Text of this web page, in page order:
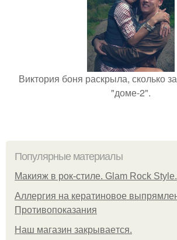
Виктория боня раскрыла, сколько
"доме-2".
Популярные материалы
Макияж в рок-стиле. Glam Rock Style.
Аллергия на кератиновое
Противопоказания
Нaш магaзин зaкрывaeтся.